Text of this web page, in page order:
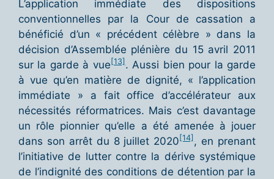
L’application immédiate des dispositions
conventionnelles par la Cour de cassation a
bénéficié d’un « précédent célèbre » dans la
décision d’Assemblée plénière du 15 avril 2011
sur la garde à vue[13]. Aussi bien pour la garde
à vue qu’en matière de dignité, « l’application
immédiate » a fait office d’accélérateur aux
nécessités réformatrices. Mais c’est davantage
un rôle pionnier qu’elle a été amenée à jouer
dans son arrêt du 8 juillet 2020 [14] , en prenant
l’initiative de lutter contre la dérive systémique
de l’indignité des conditions de détention par la